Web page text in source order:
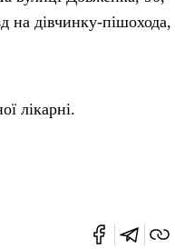
на дівчинку-пішохода,
лікарні.